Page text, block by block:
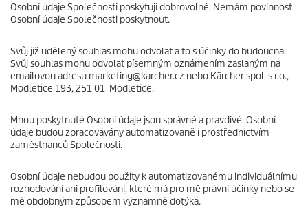
Osobní údaje Společnosti poskytuji dobrovolně. Nemám povinnost
Osobní údaje Společnosti poskytnout.
Svůj již udělený souhlas mohu odvolat a to s účinky do budoucna.
Svůj souhlas mohu odvolat písemným oznámením zaslaným na
emailovou adresu marketing@karcher.cz nebo Kärcher spol. s r.o.,
Modletice 193, 251 01 Modletice.
Mnou poskytnuté Osobní údaje jsou správné a pravdivé. Osobní
údaje budou zpracovávány automatizovaně i prostřednictvím
zaměstnanců Společnosti.
Osobní údaje nebudou použity k automatizovanému individuálnímu
rozhodování ani profilování, které má pro mě právní účinky nebo se
mě obdobným způsobem významně dotýká.